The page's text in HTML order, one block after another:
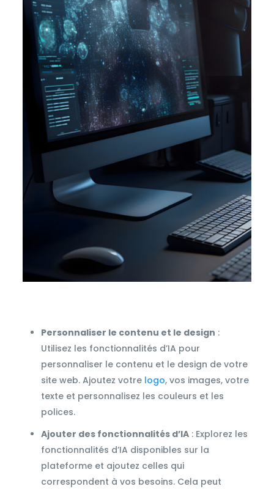
Personnaliser le contenu et le design :
Utilisez les fonctionnalités d’IA pour
personnaliser le contenu et le design de votre
site web. Ajoutez votre logo, vos images, votre
texte et personnalisez les couleurs et les
polices.
Ajouter des fonctionnalités d’IA: Explorez les
fonctionnalités d’IA disponibles sur la
plateforme et ajoutez celles qui
correspondent à vos besoins. Cela peut